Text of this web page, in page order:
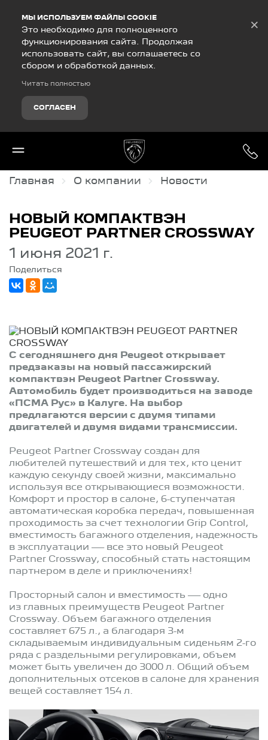
МЫ ИСПОЛЬЗУЕМ ФАЙЛЫ COOKIE
Это необходимо для полноценного
функционирования сайта. Продолжая
использовать сайт, вы соглашаетесь со
сбором и обработкой данных.
Читать полностью
СОГЛАСЕН
×
Главная О компании Новости
НОВЫЙ КОМПАКТВЭН
PEUGEOT PARTNER CROSSWAY
1 июня 2021 г.
Поделиться
С сегодняшнего дня Peugeot открывает
предзаказы на новый пассажирский
компактвэн Peugeot Partner Crossway.
Автомобиль будет производиться на заводе
«ПСМА Рус» в Калуге. На выбор
предлагаются версии с двумя типами
двигателей и двумя видами трансмиссии.
Peugeot Partner Crossway создан для
любителей путешествий и для тех, кто ценит
каждую секунду своей жизни, максимально
используя все открывающиеся возможности.
Комфорт и простор в салоне, 6-ступенчатая
автоматическая коробка передач, повышенная
проходимость за счет технологии Grip Control,
вместимость багажного отделения, надежность
в эксплуатации — все это новый Peugeot
Partner Crossway, способный стать настоящим
партнером в деле и приключениях!
Просторный салон и вместимость — одно
из главных преимуществ Peugeot Partner
Crossway. Объем багажного отделения
составляет 675 л., а благодаря 3-м
складываемым индивидуальным сиденьям 2-го
ряда с раздельными регулировками, объем
может быть увеличен до 3000 л. Общий объем
дополнительных отсеков в салоне для хранения
вещей составляет 154 л.